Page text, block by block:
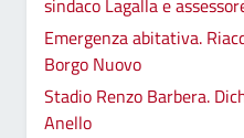
sindaco Lagalla e
Emergenza abitativa.
Borgo Nuovo
Stadio Renzo Barbera.
Anello